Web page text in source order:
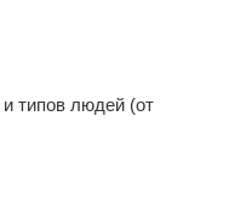
типов людей (от